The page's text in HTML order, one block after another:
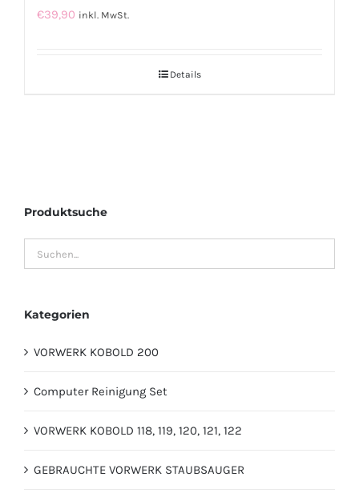
€39,90 inkl. MwSt.
Details
Produktsuche
Kategorien
VORWERK KOBOLD 200
Computer Reinigung Set
VORWERK KOBOLD 118, 119, 120, 121, 122
GEBRAUCHTE VORWERK STAUBSAUGER